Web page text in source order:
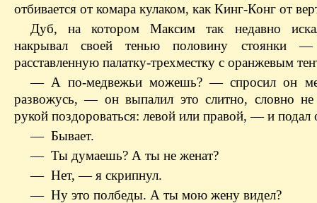
отбивается от комара кулаком, как Кинг-Конг от
Дуб, на котором Максим так недавно
накрывал своей тенью половину
расставленную палатку-трехместку с оранжевым
— А по-медвежьи можешь? — спросил он
развожусь, — он выпалил это слитно, словно не
рукой поздороваться: левой или правой, — и подал
— Бывает.
— Ты думаешь? А ты не женат?
— Нет, — я скрипнул.
— Ну это полбеды. А ты мою жену видел?